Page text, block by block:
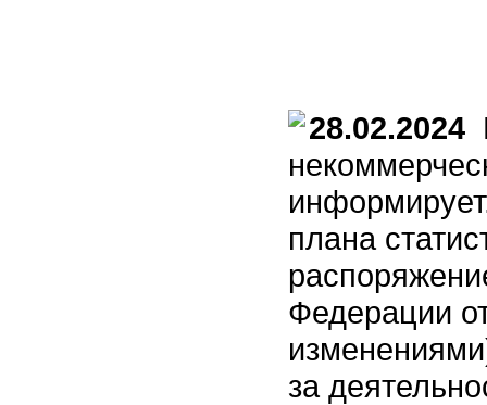
28.02.2024
плана
Федерации
за